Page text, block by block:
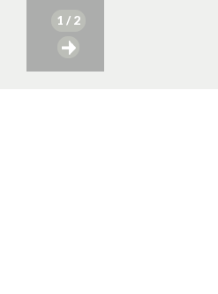
1 / 2